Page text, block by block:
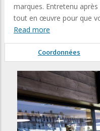
marques. Entretenu
tout en œuvre pour que
Read more
Coordonnées